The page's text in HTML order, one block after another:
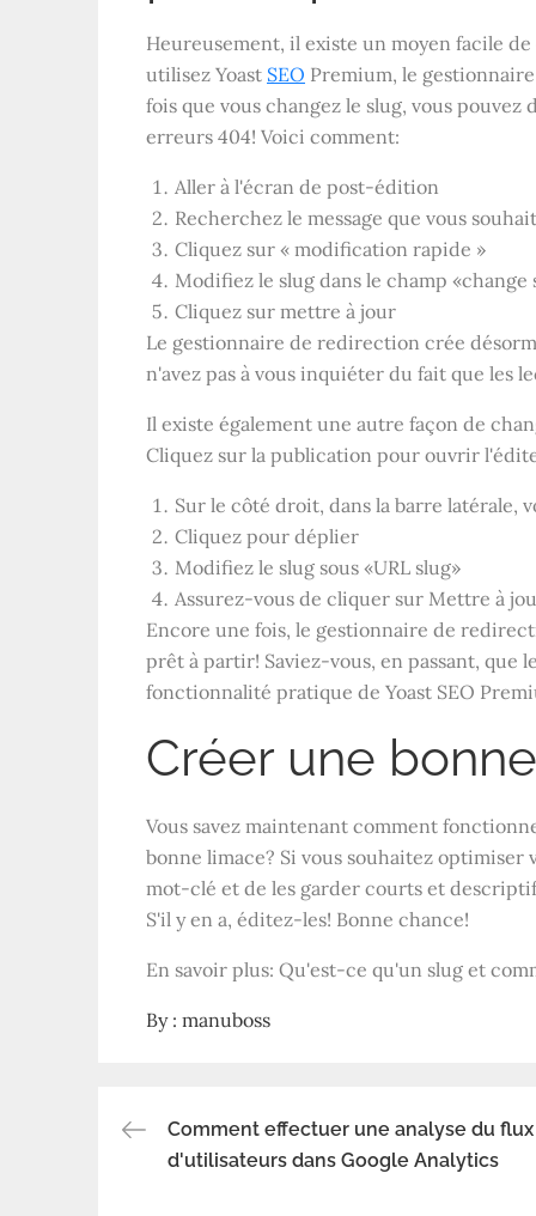
Heureusement, il existe un moyen facile
utilisez Yoast SEO Premium, le
fois que vous changez le slug, vous
erreurs 404! Voici comment:
Aller à l'écran de post-édition
Recherchez le message que vous
Cliquez sur « modification rapide »
Modifiez le slug dans le champ «change
Cliquez sur mettre à jour
Le gestionnaire de redirection crée
n'avez pas à vous inquiéter du fait que les
Il existe également une autre façon de
Cliquez sur la publication pour ouvrir
Sur le côté droit, dans la barre latérale,
Cliquez pour déplier
Modifiez le slug sous «URL slug»
Assurez-vous de cliquer sur Mettre à
Encore une fois, le gestionnaire de
prêt à partir! Saviez-vous, en passant, que
fonctionnalité pratique de Yoast SEO
Créer une
Vous savez maintenant comment
bonne limace? Si vous souhaitez optimiser
mot-clé et de les garder courts et
S'il y en a, éditez-les! Bonne chance!
En savoir plus: Qu'est-ce qu'un slug et
By : manuboss
Navigation
Comment effectuer une analyse du flux
d'utilisateurs dans Google Analytics